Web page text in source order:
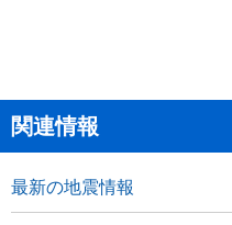
関連情報
最新の地震情報